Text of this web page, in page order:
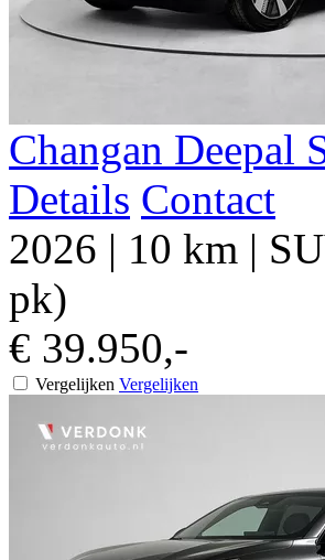
Changan Deepal
Details Contact
2026 | 10 km |
pk)
€ 39.950,-
Vergelijken Vergelijken